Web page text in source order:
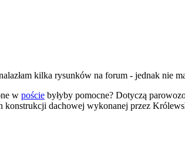
kilka rysunków na forum - jednak nie
w poście byłyby pomocne? Dotyczą
konstrukcji dachowej wykonanej przez